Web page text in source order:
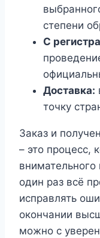
степени
С
Доставка:
точку
Заказ и
– это процесс,
один раз всё
исправлять
окончании
можно с